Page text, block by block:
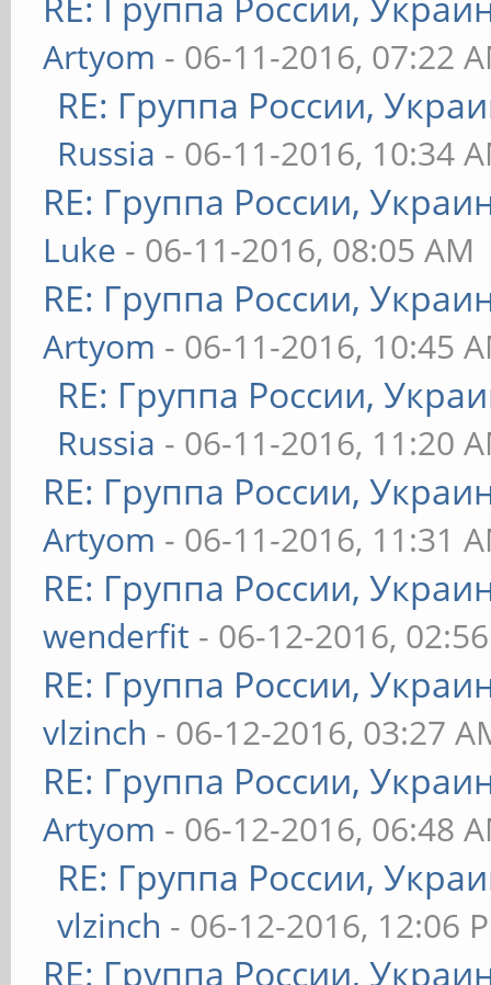
Artyom - 06-11-2016, 07:22
RE: Группа России,
Russia - 06-11-2016, 10:34
RE: Группа России,
Luke - 06-11-2016, 08:05 AM
RE: Группа России,
Artyom - 06-11-2016, 10:45
RE: Группа России,
Russia - 06-11-2016, 11:20
RE: Группа России,
Artyom - 06-11-2016, 11:31
RE: Группа России,
wenderfit - 06-12-2016,
RE: Группа России,
vlzinch - 06-12-2016, 03:27
RE: Группа России,
Artyom - 06-12-2016, 06:48
RE: Группа России,
vlzinch - 06-12-2016, 12:06
RE: Группа России,